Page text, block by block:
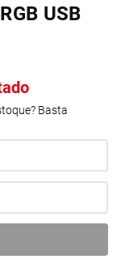
USB